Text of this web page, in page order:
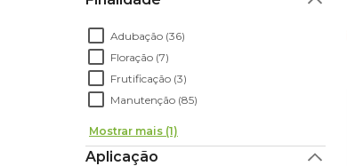
Adubação (36)
Floração (7)
Frutificação (3)
Manutenção (85)
Mostrar mais (1)
Aplicação